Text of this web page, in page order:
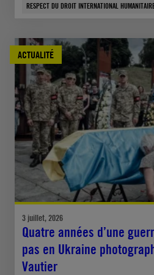
RESPECT DU DROIT INTERNATIONAL
ACTUALITÉ
3 juillet, 2026
Quatre années d’une
pas en Ukraine
Vautier